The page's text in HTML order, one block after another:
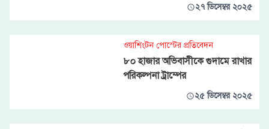
২৭ ডিসেম্বর ২০২৫
ওয়াশিংটন পোস্টের প্রতিবেদন
৮০ হাজার অভিবাসীকে গুদামে রাখার
পরিকল্পনা ট্রাম্পের
২৫ ডিসেম্বর ২০২৫